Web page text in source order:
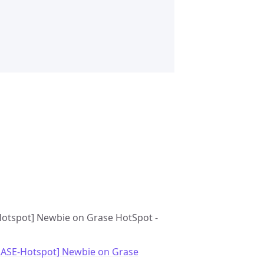
Newbie on Grase HotSpot -
Hotspot] Newbie on Grase